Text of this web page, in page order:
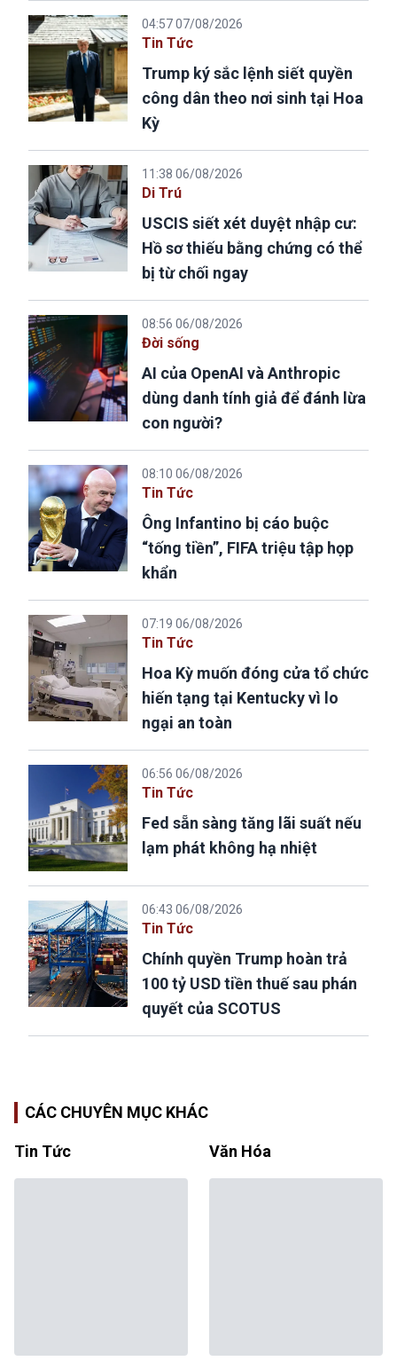
04:57 07/08/2026
Tin Tức
Trump ký sắc lệnh siết quyền
công dân theo nơi sinh tại Hoa
Kỳ
11:38 06/08/2026
Di Trú
USCIS siết xét duyệt nhập cư:
Hồ sơ thiếu bằng chứng có thể
bị từ chối ngay
08:56 06/08/2026
Đời sống
AI của OpenAI và Anthropic
dùng danh tính giả để đánh lừa
con người?
08:10 06/08/2026
Tin Tức
Ông Infantino bị cáo buộc
“tống tiền”, FIFA triệu tập họp
khẩn
07:19 06/08/2026
Tin Tức
Hoa Kỳ muốn đóng cửa tổ chức
hiến tạng tại Kentucky vì lo
ngại an toàn
06:56 06/08/2026
Tin Tức
Fed sẵn sàng tăng lãi suất nếu
lạm phát không hạ nhiệt
06:43 06/08/2026
Tin Tức
Chính quyền Trump hoàn trả
100 tỷ USD tiền thuế sau phán
quyết của SCOTUS
CÁC CHUYÊN MỤC KHÁC
Tin Tức Văn Hóa